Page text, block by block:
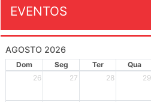
EVENTOS
AGOSTO 2026
Dom Seg Ter Qua
26
27 28 29